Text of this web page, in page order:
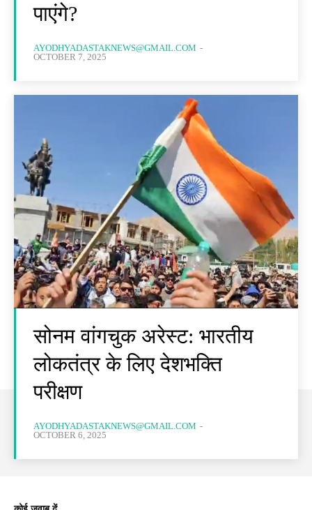
पाएंगे?
AYODHYADASTAKNEWS@GMAIL.COM -
OCTOBER 7, 2025
सोनम वांगचुक अरेस्ट: भारतीय
लोकतंत्र के लिए देशभक्ति
परीक्षण
AYODHYADASTAKNEWS@GMAIL.COM -
OCTOBER 6, 2025